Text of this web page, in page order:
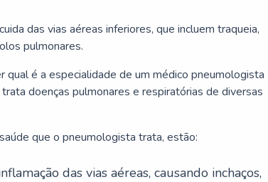
das vias aéreas inferiores, que incluem traqueia,
pulmonares.
qual é a especialidade de um médico pneumologista
doenças pulmonares e respiratórias de diversas
que o pneumologista trata, estão:
das vias aéreas, causando inchaços,